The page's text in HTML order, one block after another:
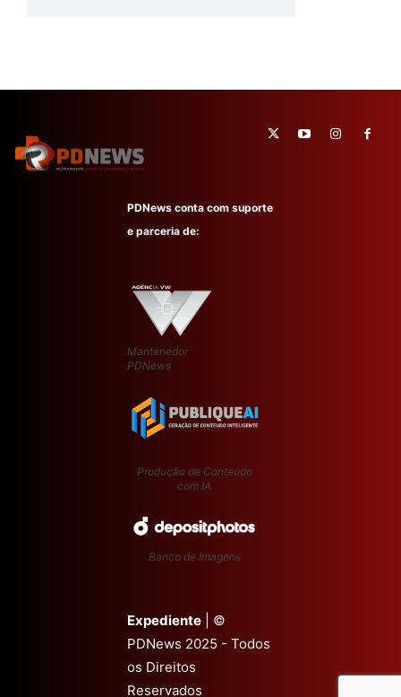
PDNews conta com suporte
e parceria de:
Mantenedor
PDNews
Produção de Conteúdo
com IA
Banco de Imagens
Expediente | ©
PDNews 2025 - Todos
os Direitos
Reservados